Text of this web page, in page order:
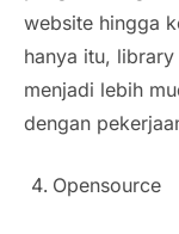
website hingga
hanya itu,
menjadi lebih
dengan
Opensource